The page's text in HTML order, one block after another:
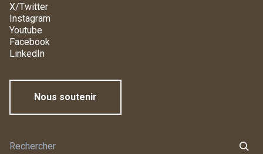
X/Twitter
Instagram
Youtube
Facebook
LinkedIn
Nous soutenir